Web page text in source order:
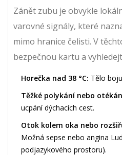
Zánět zubu je obvykle
varovné signály, které
mimo hranice čelisti. V
bezpečnou kartu a
Horečka nad 38 °C: Tělo
Těžké polykání nebo
ucpání dýchacích cest.
Otok kolem oka nebo
Možná sepse nebo angina
podjazykového prostoru).